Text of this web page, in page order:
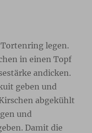
legen.
in einen Topf
andicken.
geben und
abgekühlt
und
Damit die